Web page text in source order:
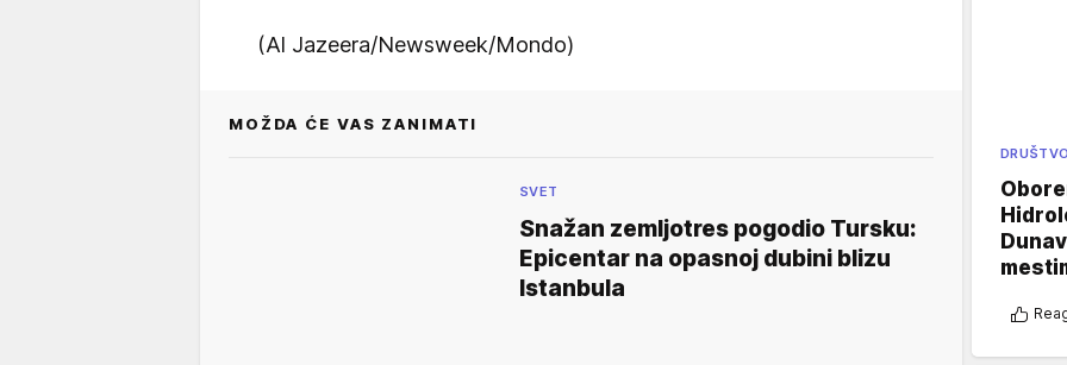
(Al Jazeera/Newsweek/Mondo)
MOŽDA ĆE VAS ZANIMATI
SVET
Snažan zemljotres pogodio Tursku:
Epicentar na opasnoj dubini blizu
Istanbula
DRUŠTVO